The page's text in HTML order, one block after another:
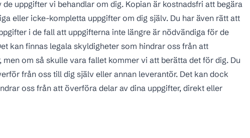
de uppgifter vi behandlar om dig. Kopian är kostnadsfri att begära
eller icke-kompletta uppgifter om dig själv. Du har även rätt att
i de fall att uppgifterna inte längre är nödvändiga för de
kan finnas legala skyldigheter som hindrar oss från att
om så skulle vara fallet kommer vi att berätta det för dig. Du
från oss till dig själv eller annan leverantör. Det kan dock
oss från att överföra delar av dina uppgifter, direkt eller